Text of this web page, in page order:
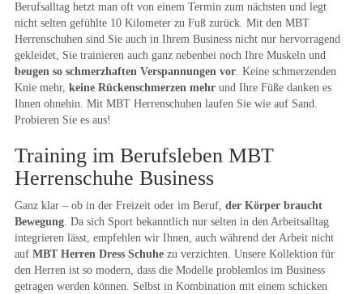
Berufsalltag hetzt man oft von einem Termin zum nächsten und legt
nicht selten gefühlte 10 Kilometer zu Fuß zurück. Mit den MBT
Herrenschuhen sind Sie auch in Ihrem Business nicht nur hervorragend
gekleidet, Sie trainieren auch ganz nebenbei noch Ihre Muskeln und
beugen so schmerzhaften Verspannungen vor. Keine schmerzenden
Knie mehr, keine Rückenschmerzen mehr und Ihre Füße danken es
Ihnen ohnehin. Mit MBT Herrenschuhen laufen Sie wie auf Sand.
Probieren Sie es aus!
Training im Berufsleben MBT
Herrenschuhe Business
Ganz klar – ob in der Freizeit oder im Beruf, der Körper braucht
Bewegung. Da sich Sport bekanntlich nur selten in den Arbeitsalltag
integrieren lässt, empfehlen wir Ihnen, auch während der Arbeit nicht
auf MBT Herren Dress Schuhe zu verzichten. Unsere Kollektion für
den Herren ist so modern, dass die Modelle problemlos im Business
getragen werden können. Selbst in Kombination mit einem schicken